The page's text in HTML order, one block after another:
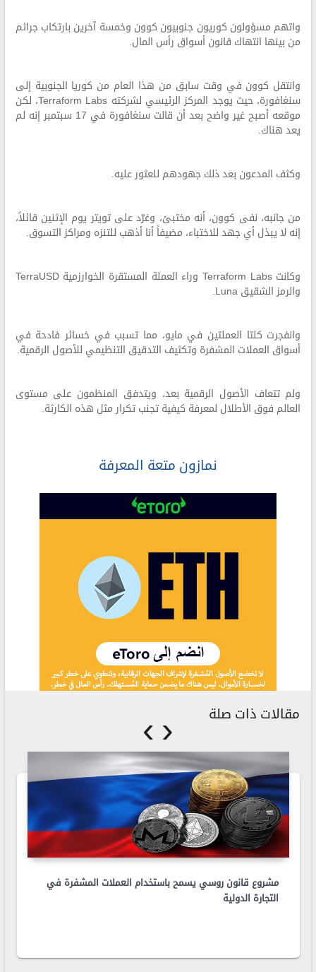
واتهم مسؤولون كوريون جنوبيون كوون وخمسة آخرين بارتكاب جرائم
من بينها انتهاك قانون أسواق رأس المال.
وانتقل كوون في وقت سابق من هذا العام من كوريا الجنوبية إلى
سنغافورة، حيث يوجد المركز الرئيسي لشركته Terraform Labs، لكن
موقعه أصبح غير واضح بعد أن قالت سنغافورة في 17 سبتمبر إنه لم
يعد هناك.
وكثف المدعون بعد ذلك جهودهم للعثور عليه.
من جانبه، نفى كوون، أنه مختبئ، وغرّد على تويتر يوم الإثنين قائلاً،
إنه لا يبذل أي جهد للاختباء، مضيفاً أنا أذهب للتنزه ومراكز التسوق.
وكانت Terraform Labs وراء العملة المستقرة الخوارزمية TerraUSD
والرمز الشقيق Luna.
وانفجرت كلتا العملتين في مايو، مما تسبب في خسائر فادحة في
أسواق العملات المشفرة وتكثيف التدقيق التنظيمي للأصول الرقمية.
ولم تتعاف الأصول الرقمية بعد، ويتدفق المنظمون على مستوى
العالم فوق الأطلال لمعرفة كيفية تجنب تكرار مثل هذه الكارثة.
نمازون متعة المعرفة
مقالات ذات صلة
مشروع قانون روسي يسمح باستخدام العملات المشفرة في
التجارة الدولية
‹
›